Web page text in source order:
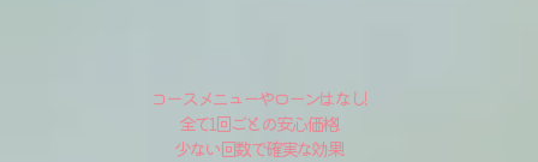
コースメニューやローンはなし!
全て1回ごとの安心価格!
少ない回数で確実な効果!